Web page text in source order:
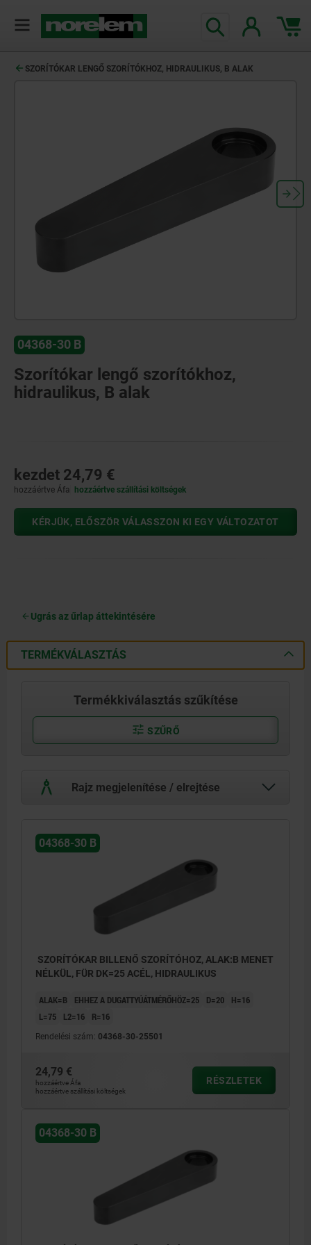
SZORÍTÓKAR LENGŐ SZORÍTÓKHOZ, HIDRAULIKUS, B ALAK
04368-30 B
Szorítókar lengő szorítókhoz,
hidraulikus, B alak
kezdet 24,79 €
hozzáértve Áfa hozzáértve szállítási költségek
KÉRJÜK, ELŐSZÖR VÁLASSZON KI EGY VÁLTOZATOT
Ugrás az űrlap áttekintésére
TERMÉKVÁLASZTÁS
Termékkiválasztás szűkítése
SZŰRŐ
Rajz megjelenítése / elrejtése
04368-30 B
SZORÍTÓKAR BILLENŐ SZORÍTÓHOZ, ALAK:B MENET
NÉLKÜL, FÜR DK=25 ACÉL, HIDRAULIKUS
ALAK=B EHHEZ A DUGATTYÚÁTMÉRŐHÖZ=25 D=20
H=16
L=75
L2=16 R=16
Rendelési szám: 04368-30-25501
24,79 €
hozzáértve Áfa
hozzáértve szállítási költségek
RÉSZLETEK
04368-30 B